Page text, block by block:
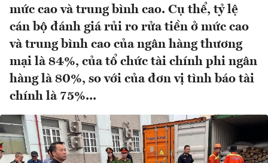
mức cao và trung bình cao. Cụ thể, tỷ lệ
cán bộ đánh giá rủi ro rửa tiền ở mức cao
và trung bình cao của ngân hàng thương
mại là 84%, của tổ chức tài chính phi ngân
hàng là 80%, so với của đơn vị tình báo tài
chính là 75%...